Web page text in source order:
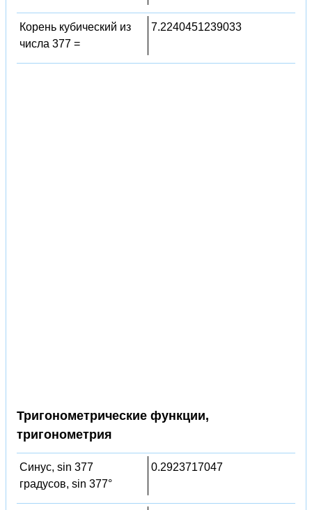
Корень кубический из
числа 377 =
7.2240451239033
Тригонометрические функции,
тригонометрия
Синус, sin 377
градусов, sin 377°
0.2923717047